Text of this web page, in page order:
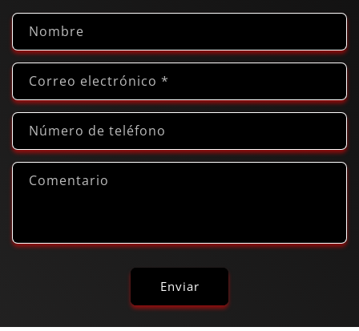
Nombre
Correo electrónico *
Número de teléfono
Comentario
Enviar